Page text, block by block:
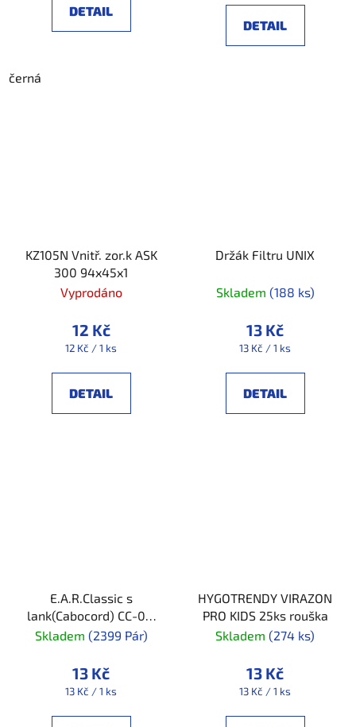
DETAIL
černá
DETAIL
KZ105N Vnitř. zor.k ASK
300 94x45x1
Vyprodáno
12 Kč
Měrná
12 Kč / 1 ks
DETAIL
Držák Filtru UNIX
Skladem (188 ks)
13 Kč
Měrná
13 Kč / 1 ks
DETAIL
E.A.R.Classic s
lank(Cabocord) CC-01-
000
Skladem (2399 Pár)
13 Kč
Měrná
13 Kč / 1 ks
HYGOTRENDY VIRAZON
PRO KIDS 25ks rouška
Skladem (274 ks)
13 Kč
Měrná
13 Kč / 1 ks